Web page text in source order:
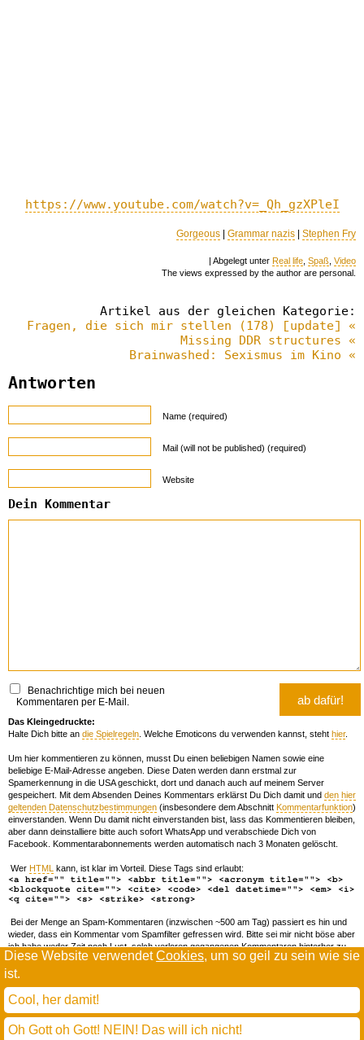
Diese Website verwendetCookies, um so geil zu sein wie sie
ist.
Cool, her damit!
Oh Gott oh Gott! NEIN! Das will ich nicht!
https://www.youtube.com/watch?v=_Qh_gzXPleI
Gorgeous Grammar nazis Stephen Fry
| Abgelegt unter Real life Spaß Video
The views expressed by the author are personal.
Artikel aus der gleichen Kategorie:
Fragen, die sich mir stellen (178) [update] «
Missing DDR structures «
Brainwashed: Sexismus im Kino «
Antworten
Name (required)
Mail (will not be published) (required)
Website
Dein Kommentar
Benachrichtige mich bei neuen
Kommentaren per E-Mail.
Das Kleingedruckte:
Halte Dich bitte an die Spielregeln . Welche Emoticons du verwenden kannst, steht hier.
Um hier kommentieren zu können, musst Du einen beliebigen Namen sowie eine
beliebige E-Mail-Adresse angeben. Diese Daten werden dann erstmal zur
Spamerkennung in die USA geschickt, dort und danach auch auf meinem Server
gespeichert. Mit dem Absenden Deines Kommentars erklärst Du Dich damit und den hier
geltenden Datenschutzbestimmungen (insbesondere dem Abschnitt Kommentarfunktion)
einverstanden. Wenn Du damit nicht einverstanden bist, lass das Kommentieren bleiben,
aber dann deinstalliere bitte auch sofort WhatsApp und verabschiede Dich von
Facebook. Kommentarabonnements werden automatisch nach 3 Monaten gelöscht.
Wer HTML kann, ist klar im Vorteil. Diese Tags sind erlaubt:
<a href="" title=""> <abbr title=""> <acronym title=""> <b>
<blockquote cite=""> <cite> <code> <del datetime=""> <em> <i>
<q cite=""> <s> <strike> <strong>
Bei der Menge an Spam-Kommentaren (inzwischen ~500 am Tag) passiert es hin und
wieder, dass ein Kommentar vom Spamfilter gefressen wird. Bitte sei mir nicht böse aber
ich habe weder Zeit noch Lust, solch verloren gegangenen Kommentaren hinterher zu
forschen. Wenn das öfters passiert, schreib' mir 'ne Mail damit ich dich whitelisten kann.
todamax rennt aufwordpress
(mit minimalen anpassungen in oberlängen und kerning)
* daMaxentgendert nach Hermes Phettberg